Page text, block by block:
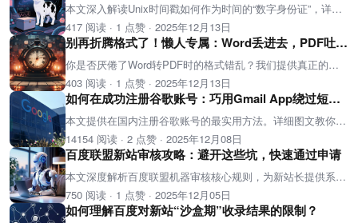
本文深入解读Unix时间戳如何作为时间的“数字身份证”，详解其诞生原理与革命性设计，并展示如何使用Unix时间戳转换器实现毫秒级精度、多时区的双向快速转换。涵盖系统运维、数据分析、区块链等核心应用场景，是开发者与数据分析师的实用指南。
417 阅读 · 1 点赞 · 2025年12月13日
别再折腾格式了！懒人专属：Word丢进去，PDF吐出来
你是否厌倦了Word转PDF时的格式错乱？我们提供真正的懒人解决方案：只需将Word文件丢进去，完美PDF即刻生成。无需学习复杂软件、100%保持原格式、支持跨平台使用。告别“修复-转换”循环，让文档转换回归本质。
403 阅读 · 1 点赞 · 2025年12月13日
如何在成功注册谷歌账号：巧用Gmail App绕过短信验证
本文提供在国内注册谷歌账号的最实用方法。详细图文教你通过官方Gmail App注册Gmail邮箱，直接跳过无法接收短信验证码的难题，无需复杂操作即可成功创建账号。包含步骤详解、关键环节跳过技巧及成功后的使用指南。
14154 阅读 · 2 点赞 · 2025年12月08日
百度联盟新站审核攻略：避开这些坑，快速通过申请
本文深度解析百度联盟机器审核核心规则，为新站长提供系统化过审方案。详解ICP备案、收录要求、内容质量等硬性指标，并给出从建站到提交的标准化操作流程，帮助你一次性通过审核，开启稳定变现之路。
750 阅读 · 1 点赞 · 2025年12月05日
如何理解百度对新站“沙盒期”收录结果的限制？